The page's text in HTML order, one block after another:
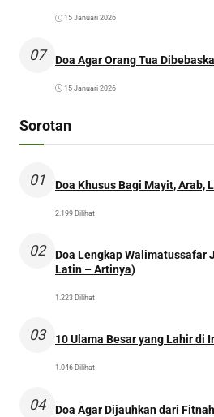
15 Januari 2026
07 Doa Agar Orang Tua
15 Januari 2026
Sorotan
01 Doa Khusus Bagi Mayit, Arab,
2.199 Dilihat
02
Doa Lengkap Walimatussafar
Latin – Artinya)
1.223 Dilihat
03 10 Ulama Besar yang Lahir di
1.046 Dilihat
04 Doa Agar Dijauhkan dari Fitnah